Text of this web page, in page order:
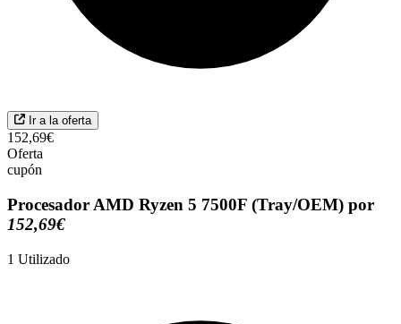
Ir a la oferta
152,69€
Oferta
cupón
Procesador AMD Ryzen 5 7500F (Tray/OEM) por
152,69€
1 Utilizado